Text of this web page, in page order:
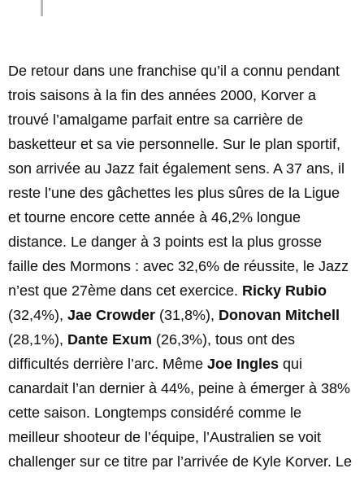
De retour dans une franchise qu’il a connu pendant
trois saisons à la fin des années 2000, Korver a
trouvé l’amalgame parfait entre sa carrière de
basketteur et sa vie personnelle. Sur le plan sportif,
son arrivée au Jazz fait également sens. A 37 ans, il
reste l’une des gâchettes les plus sûres de la Ligue
et tourne encore cette année à 46,2% longue
distance. Le danger à 3 points est la plus grosse
faille des Mormons : avec 32,6% de réussite, le Jazz
n’est que 27ème dans cet exercice. Ricky Rubio
(32,4%), Jae Crowder (31,8%), Donovan Mitchell
(28,1%), Dante Exum (26,3%), tous ont des
difficultés derrière l’arc. Même Joe Ingles qui
canardait l’an dernier à 44%, peine à émerger à 38%
cette saison. Longtemps considéré comme le
meilleur shooteur de l’équipe, l’Australien se voit
challenger sur ce titre par l’arrivée de Kyle Korver. Le